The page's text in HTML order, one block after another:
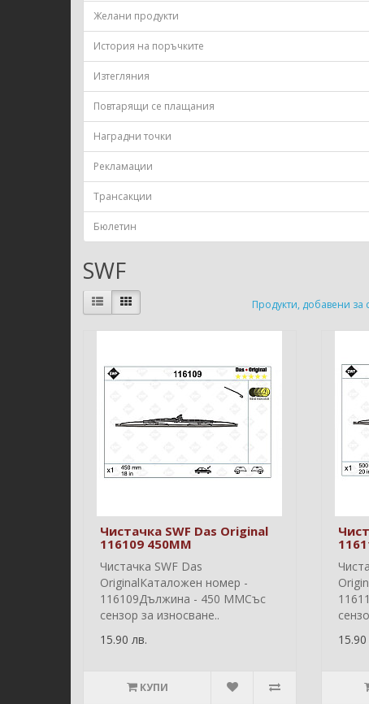
Желани продукти
История на поръчките
Изтегляния
Повтарящи се плащания
Наградни точки
Рекламации
Трансакции
Бюлетин
SWF
Продукти, добавени за
Чистачка SWF Das Original
116109 450MM
Чистачка SWF Das
OriginalКаталожен номер -
116109Дължина - 450 ММСъс
сензор за износване..
15.90 лв.
КУПИ
15.90